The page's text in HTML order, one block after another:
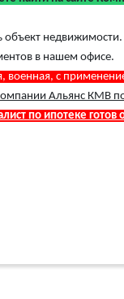
объект недвижимости.
в нашем офисе.
военная, с
Альянс КМВ
по ипотеке готов